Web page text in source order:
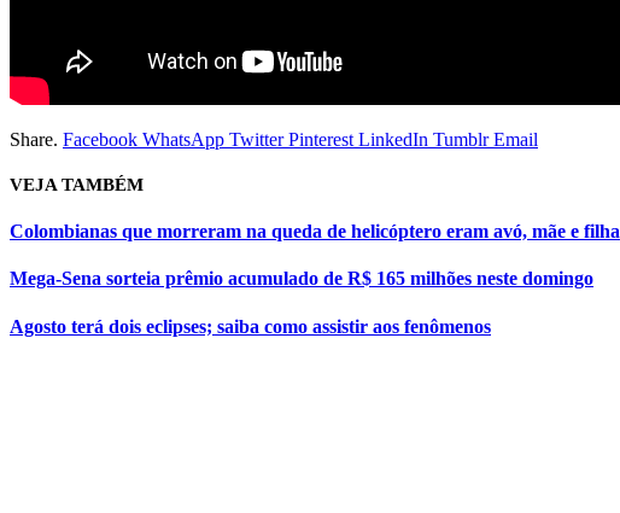
Share. Facebook WhatsApp Twitter Pinterest LinkedIn Tumblr Email
VEJA TAMBÉM
Colombianas que morreram na queda de helicóptero eram avó, mãe e filha
Mega-Sena sorteia prêmio acumulado de R$ 165 milhões neste domingo
Agosto terá dois eclipses; saiba como assistir aos fenômenos